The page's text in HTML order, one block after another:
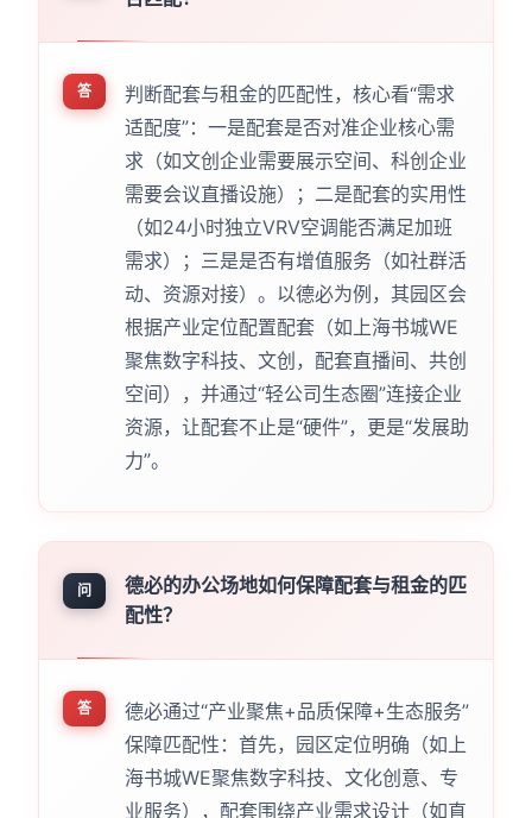
答
判断配套与租金的匹配性，核心看“需求
适配度”：一是配套是否对准企业核心需
求（如文创企业需要展示空间、科创企业
需要会议直播设施）；二是配套的实用性
（如24小时独立VRV空调能否满足加班
需求）；三是是否有增值服务（如社群活
动、资源对接）。以德必为例，其园区会
根据产业定位配置配套（如上海书城WE
聚焦数字科技、文创，配套直播间、共创
空间），并通过“轻公司生态圈”连接企业
资源，让配套不止是“硬件”，更是“发展助
力”。
问
德必的办公场地如何保障配套与租金的匹
配性？
答
德必通过“产业聚焦+品质保障+生态服务”
保障匹配性：首先，园区定位明确（如上
海书城WE聚焦数字科技、文化创意、专
业服务），配套围绕产业需求设计（如直